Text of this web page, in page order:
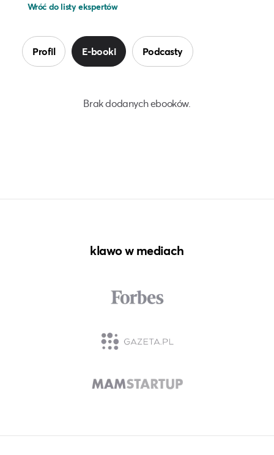
Wróć do listy ekspertów
Profil E-booki Podcasty
Brak dodanych ebooków.
klawo w mediach